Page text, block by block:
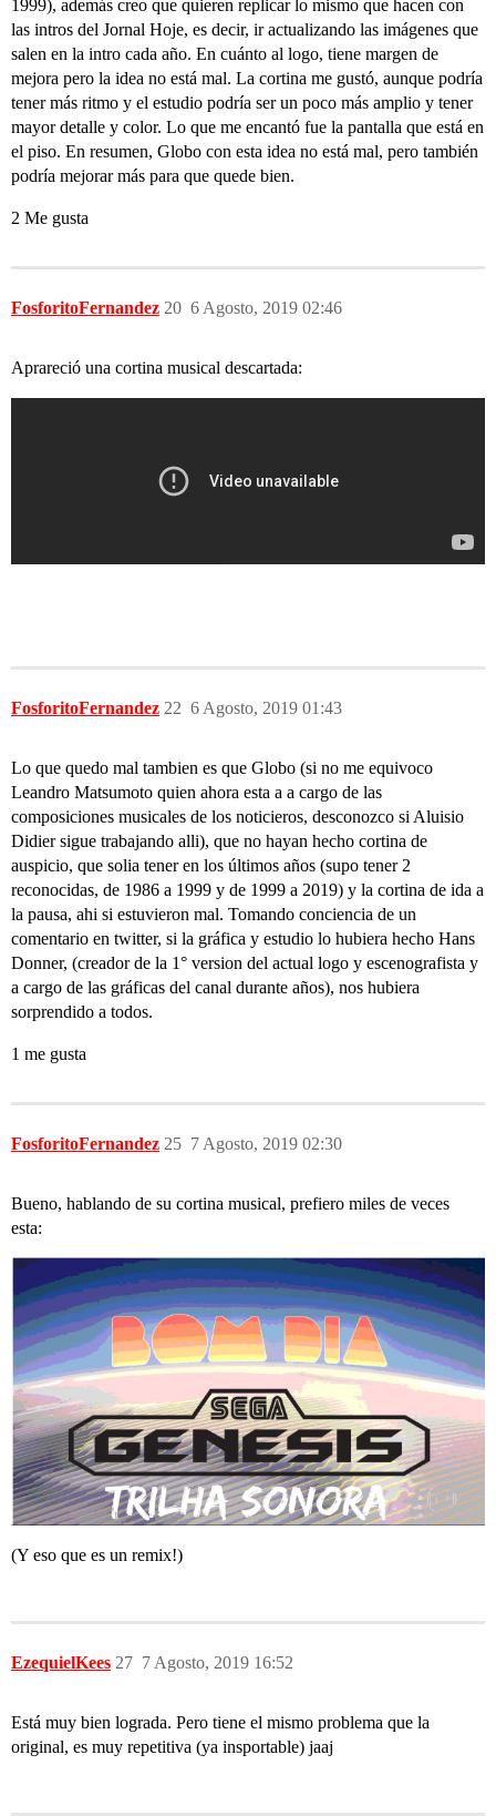
1999), además creo que quieren replicar lo mismo que hacen con
las intros del Jornal Hoje, es decir, ir actualizando las imágenes que
salen en la intro cada año. En cuánto al logo, tiene margen de
mejora pero la idea no está mal. La cortina me gustó, aunque podría
tener más ritmo y el estudio podría ser un poco más amplio y tener
mayor detalle y color. Lo que me encantó fue la pantalla que está en
el piso. En resumen, Globo con esta idea no está mal, pero también
podría mejorar más para que quede bien.
2 Me gusta
FosforitoFernandez 6 Agosto, 2019 02:46
20
Aprareció una cortina musical descartada:
FosforitoFernandez 6 Agosto, 2019 01:43
22
Lo que quedo mal tambien es que Globo (si no me equivoco
Leandro Matsumoto quien ahora esta a a cargo de las
composiciones musicales de los noticieros, desconozco si Aluisio
Didier sigue trabajando alli), que no hayan hecho cortina de
auspicio, que solia tener en los últimos años (supo tener 2
reconocidas, de 1986 a 1999 y de 1999 a 2019) y la cortina de ida a
la pausa, ahi si estuvieron mal. Tomando conciencia de un
comentario en twitter, si la gráfica y estudio lo hubiera hecho Hans
Donner, (creador de la 1° version del actual logo y escenografista y
a cargo de las gráficas del canal durante años), nos hubiera
sorprendido a todos.
1 me gusta
FosforitoFernandez 7 Agosto, 2019 02:30
25
Bueno, hablando de su cortina musical, prefiero miles de veces
esta:
(Y eso que es un remix!)
EzequielKees 7 Agosto, 2019 16:52
27
Está muy bien lograda. Pero tiene el mismo problema que la
original, es muy repetitiva (ya insportable) jaaj